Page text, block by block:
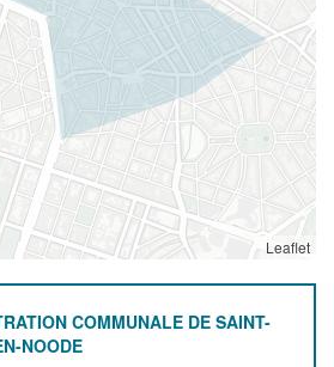
Leaflet
COMMUNALE DE SAINT-
NOODE